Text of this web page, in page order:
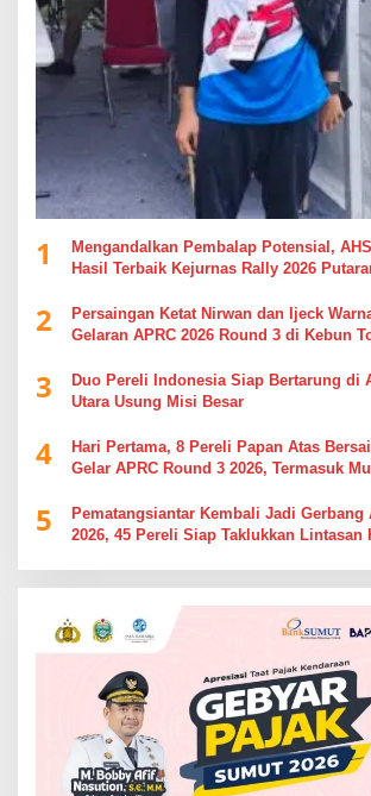
1
Mengandalkan Pembalap Potensial,
Hasil Terbaik Kejurnas Rally 2026
2
Persaingan Ketat Nirwan dan Ijeck
Gelaran APRC 2026 Round 3 di Kebun
3
Duo Pereli Indonesia Siap Bertarung di
Utara Usung Misi Besar
4
Hari Pertama, 8 Pereli Papan Atas
Gelar APRC Round 3 2026, Termasuk
5
Pematangsiantar Kembali Jadi Gerbang
2026, 45 Pereli Siap Taklukkan Lintasan